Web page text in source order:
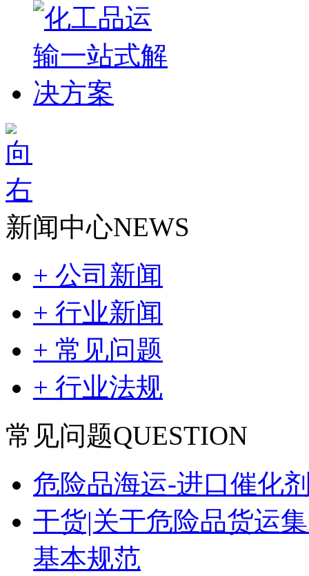
新闻中心NEWS
+ 公司新闻
+ 行业新闻
+ 常见问题
+ 行业法规
常见问题QUESTION
危险品海运-进口催化
干货|关于危险品货运
基本规范